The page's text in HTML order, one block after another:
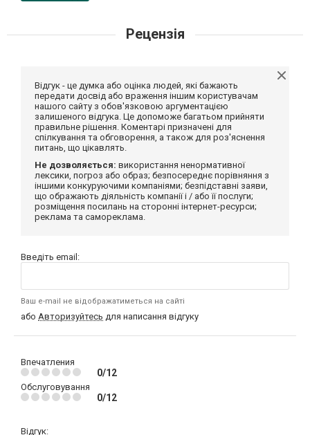
Рецензія
Відгук - це думка або оцінка людей, які бажають
передати досвід або враження іншим користувачам
нашого сайту з обов'язковою аргументацією
залишеного відгука. Це допоможе багатьом прийняти
правильне рішення. Коментарі призначені для
спілкування та обговорення, а також для роз'яснення
питань, що цікавлять.
Не дозволяється: використання ненормативної
лексики, погроз або образ; безпосереднє порівняння з
іншими конкуруючими компаніями; безпідставні заяви,
що ображають діяльність компанії і / або її послуги;
розміщення посилань на сторонні інтернет-ресурси;
реклама та самореклама.
Введіть email:
Ваш e-mail не відображатиметься на сайті
або Авторизуйтесь для написання відгуку
Впечатления
0/12
Обслуговування
0/12
Відгук: